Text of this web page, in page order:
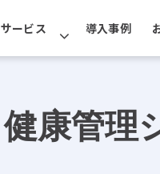
サービス 導入事例
健康管理